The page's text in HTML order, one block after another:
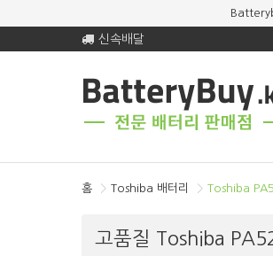
신속배달
홈 Toshiba 배터리 Toshiba
고품질 Toshiba